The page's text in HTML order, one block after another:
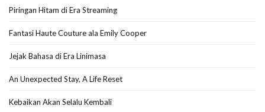
Piringan Hitam di Era Streaming
Fantasi Haute Couture ala Emily Cooper
Jejak Bahasa di Era Linimasa
An Unexpected Stay, A Life Reset
Kebaikan Akan Selalu Kembali